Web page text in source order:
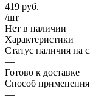
419 руб.
/шт
Нет в наличии
Характеристики
Статус наличия на
—
Готово к доставке
Способ
—